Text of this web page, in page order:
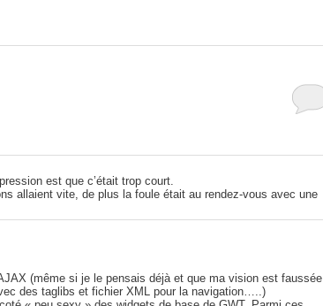
est que c’était trop court.
allaient vite, de plus la foule était au rendez-vous avec une
(même si je le pensais déjà et que ma vision est faussée
des taglibs et fichier XML pour la navigation…..)